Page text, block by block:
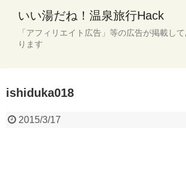
いい湯だね！温泉旅行Hack
「アフィリエイト広告」等の広告が掲載し
ります
ishiduka018
2015/3/17